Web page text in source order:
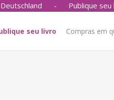
Deutschland - Publique seu
seu livro Compras em